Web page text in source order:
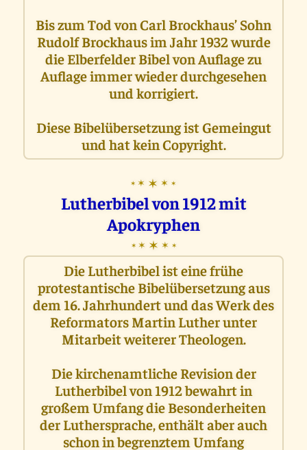
Bis zum Tod von Carl Brockhaus’ Sohn
Rudolf Brockhaus im Jahr 1932 wurde
die Elberfelder Bibel von Auflage zu
Auflage immer wieder durchgesehen
und korrigiert.
Diese Bibelübersetzung ist Gemeingut
und hat kein Copyright.
✶ ✶ ✶ ✶ ✶
Lutherbibel von 1912 mit
Apokryphen
✶ ✶ ✶ ✶ ✶
Die Lutherbibel ist eine frühe
protestantische Bibelübersetzung aus
dem 16. Jahrhundert und das Werk des
Reformators Martin Luther unter
Mitarbeit weiterer Theologen.
Die kirchenamtliche Revision der
Lutherbibel von 1912 bewahrt in
großem Umfang die Besonderheiten
der Luthersprache, enthält aber auch
schon in begrenztem Umfang